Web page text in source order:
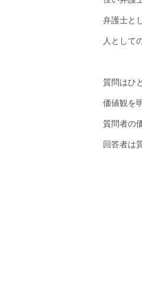
弁護士と
人として
質問はひ
価値観を
質問者の
回答者は